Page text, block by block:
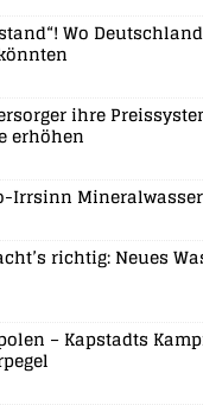
Wo
ihre
erhöhen
Irrsinn Mineralwasser
richtig: Neues
– Kapstadts